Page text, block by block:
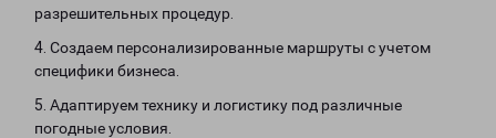
разрешительных процедур.
4. Создаем персонализированные маршруты с учетом
специфики бизнеса.
5. Адаптируем технику и логистику под различные
погодные условия.